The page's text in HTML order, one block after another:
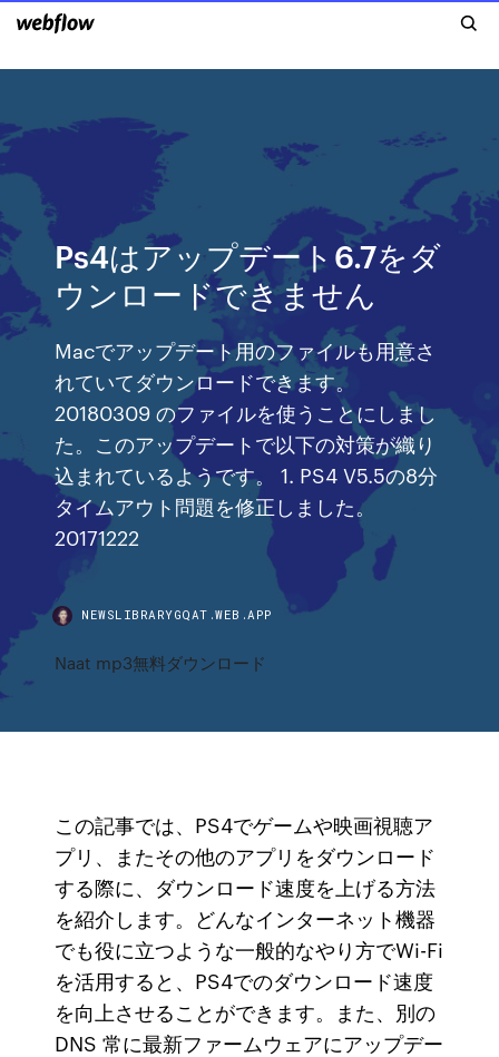
Ps4はアップデート6.7をダ
ウンロードできません
Macでアップデート用のファイルも用意さ
れていてダウンロードできます。
20180309 のファイルを使うことにしまし
た。このアップデートで以下の対策が織り
込まれているようです。 1. PS4 V5.5の8分
タイムアウト問題を修正しました。
20171222
NEWSLIBRARYGQAT.WEB.APP
Naat mp3無料ダウンロード
この記事では、PS4でゲームや映画視聴ア
プリ、またその他のアプリをダウンロード
する際に、ダウンロード速度を上げる方法
を紹介します。どんなインターネット機器
でも役に立つような一般的なやり方でWi-Fi
を活用すると、PS4でのダウンロード速度
を向上させることができます。また、別の
DNS 常に最新ファームウェアにアップデー